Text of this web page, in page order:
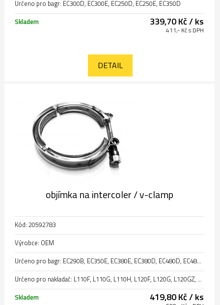
Určeno pro bagr: EC300D, EC300E, EC250D, EC250E, EC350D
Skladem
339,70 Kč / ks
411,- Kč s DPH
DETAIL
objímka na intercoler / v-clamp
Kód: 20592783
Výrobce: OEM
Určeno pro bagr: EC290B, EC350E, EC380E, EC380D, EC480D, EC480E, EC700C, EC750E, EC340D, E340D, EC750D, EC950E
Určeno pro nakladač: L110F, L110G, L110H, L120F, L120G, L120GZ, L120H, L150G, L70F, L70G, L70H, L60F, L60G, L90F, L90G, L90H, L250G, L250H, L220G, L220H, L180G, L180H
Skladem
419,80 Kč / ks